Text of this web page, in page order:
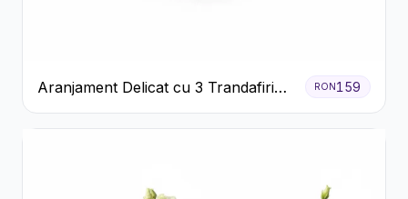
Aranjament Delicat cu 3 Trandafiri
Roz în Cutie Albă
RON159